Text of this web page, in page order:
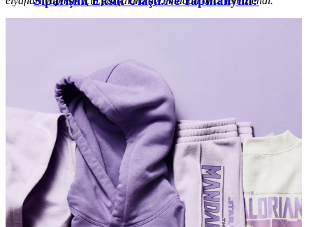
Alternatif Ödeme Yöntemleriniz Var mı?
Hangi ülkelere gönderim yapıyorsunuz?